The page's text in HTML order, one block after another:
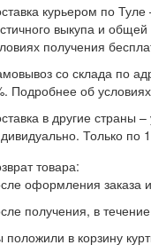
курьером по
выкупа и
получения
со склада по
Подробнее об
в другие страны
Только по
товара:
оформления заказа
получения, в
положили в корзину